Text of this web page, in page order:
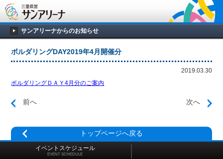
サンアリーナからのお知らせ
ボルダリングDAY2019年4月開催分
2019.03.30
ボルダリングＤＡＹ4月分のご案内
前へ 次へ
トップページへ戻る
イベントスケジュール
EVENT SCHEDULE